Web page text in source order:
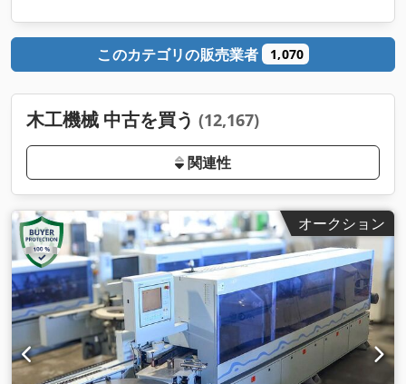
このカテゴリの販売業者 1,070
木工機械 中古を買う (12,167)
関連性
オークション